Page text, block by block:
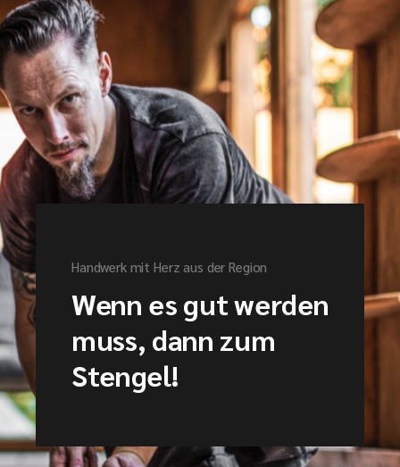
Handwerk mit Herz aus der Region
Wenn es gut werden
muss, dann zum
Stengel!